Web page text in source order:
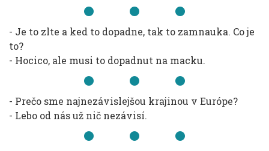
- Je to zlte a ked to dopadne, tak to zamnauka. Co je
to?
- Hocico, ale musi to dopadnut na macku.
- Prečo sme najnezávislejšou krajinou v Európe?
- Lebo od nás už nič nezávisí.